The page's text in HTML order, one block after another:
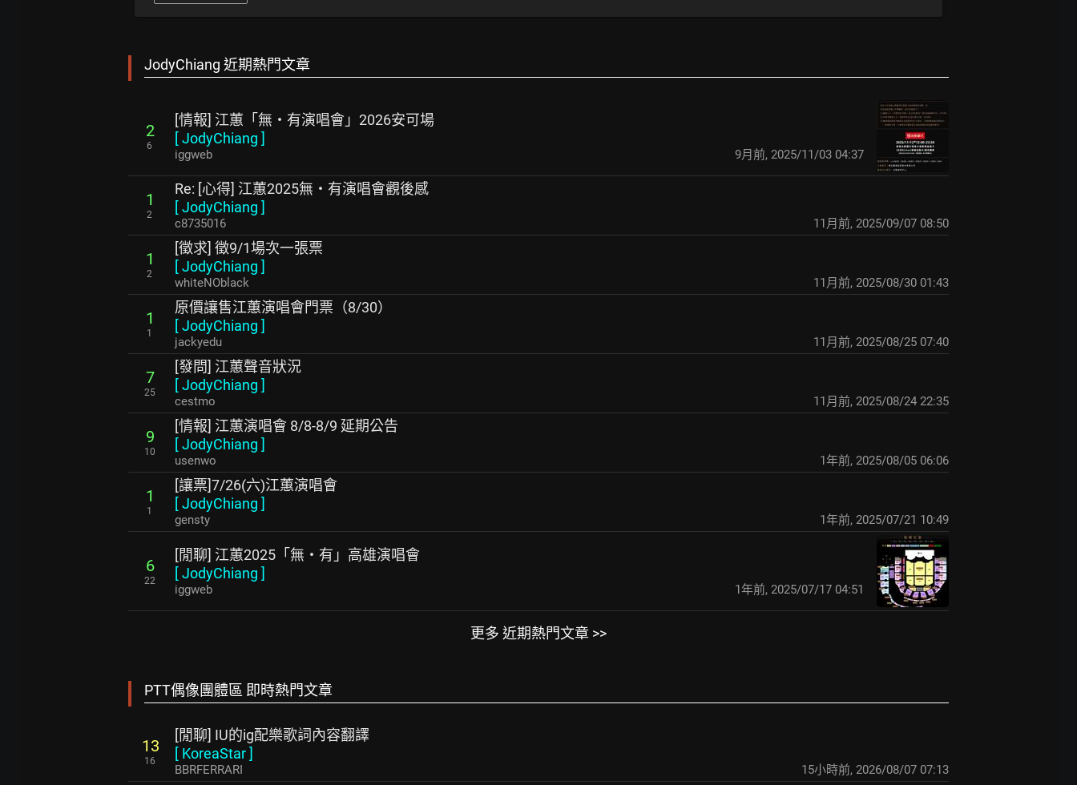
JodyChiang 近期熱門文章
2
6
[情報] 江蕙「無‧有演唱會」2026安可場
[JodyChiang ]
iggweb 9月前, 2025/11/03 04:37
1
2
Re: [心得] 江蕙2025無‧有演唱會觀後感
[JodyChiang ]
c8735016 11月前, 2025/09/07 08:50
1
2
[徵求] 徵9/1場次一張票
[JodyChiang ]
whiteNOblack 11月前, 2025/08/30 01:43
1
1
原價讓售江蕙演唱會門票（8/30）
[JodyChiang ]
jackyedu 11月前, 2025/08/25 07:40
7
25
[發問] 江蕙聲音狀況
[JodyChiang ]
cestmo 11月前, 2025/08/24 22:35
9
10
[情報] 江蕙演唱會 8/8-8/9 延期公告
[JodyChiang ]
usenwo 1年前, 2025/08/05 06:06
1
1
[讓票]7/26(六)江蕙演唱會
[JodyChiang ]
gensty 1年前, 2025/07/21 10:49
6
22
[閒聊] 江蕙2025「無‧有」高雄演唱會
[JodyChiang ]
iggweb 1年前, 2025/07/17 04:51
更多 近期熱門文章 >>
PTT偶像團體區 即時熱門文章
13
16
[閒聊] IU的ig配樂歌詞內容翻譯
[ KoreaStar]
BBRFERRARI 15小時前, 2026/08/07 07:13